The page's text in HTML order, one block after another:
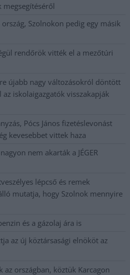
Szolnokon pedig egy másik
rendőrök vitték el a mezőtúri
újabb nagy változásokról döntött
iskolaigazgatók visszakapják
Pócs János fizetéslevonást
kevesebbet vittek haza
nem akarták a JÉGER
lépcső és remek
mutatja, hogy Szolnok mennyire
és a gázolaj ára is
az új köztársasági elnököt az
országban, köztük Karcagon